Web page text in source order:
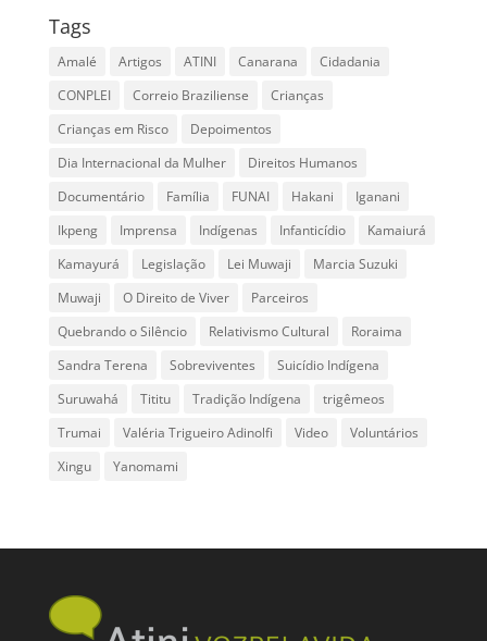
Tags
Amalé Artigos ATINI Canarana
Cidadania
CONPLEI
Correio Braziliense
Crianças
Crianças em Risco
Depoimentos
Dia Internacional da Mulher
Direitos Humanos
Documentário
Família FUNAI Hakani
Iganani
Ikpeng
Imprensa Indígenas Infanticídio
Kamaiurá
Kamayurá
Legislação Lei Muwaji
Marcia Suzuki
Muwaji
O Direito de Viver
Parceiros
Quebrando o Silêncio
Relativismo Cultural
Roraima
Sandra Terena
Sobreviventes
Suicídio Indígena
Suruwahá
Tititu Tradição Indígena
trigêmeos
Trumai
Valéria Trigueiro Adinolfi Video
Voluntários
Xingu
Yanomami